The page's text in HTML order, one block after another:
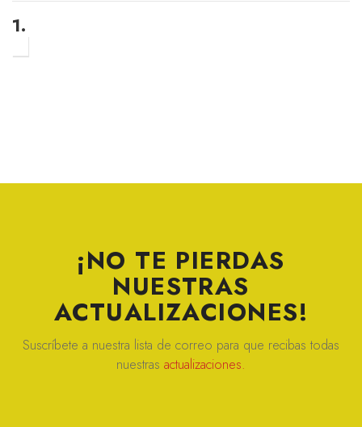
1.
¡NO TE PIERDAS
NUESTRAS
ACTUALIZACIONES!
Suscríbete a nuestra lista de correo para que recibas todas
nuestras actualizaciones.